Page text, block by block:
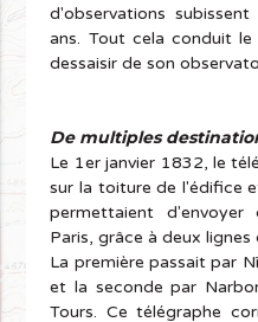
d'observations
ans. Tout cela conduit
dessaisir de son
De multiples
Le 1er janvier 1832, le
sur la toiture de l'édifice
permettaient d'envoyer
Paris, grâce à deux lignes
La première passait par
et la seconde par
Tours. Ce télégraphe